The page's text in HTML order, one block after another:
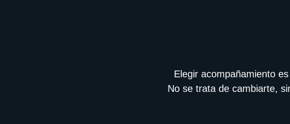
Elegir acompañamiento
No se trata de cambiarte,